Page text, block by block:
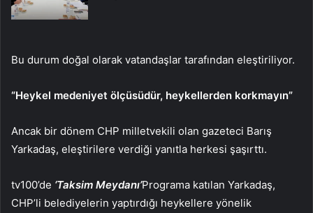
Bu durum doğal olarak vatandaşlar tarafından eleştiriliyor.
“Heykel medeniyet ölçüsüdür, heykellerden korkmayın”
Ancak bir dönem CHP milletvekili olan gazeteci Barış
Yarkadaş, eleştirilere verdiği yanıtla herkesi şaşırttı.
tv100’de ‘Taksim Meydanı’Programa katılan Yarkadaş,
CHP’li belediyelerin yaptırdığı heykellere yönelik